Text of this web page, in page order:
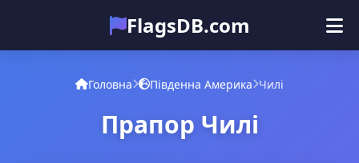
FlagsDB.com
Головна
Вікторина
Головна Південна Америка Чилі
Прапор Чилі